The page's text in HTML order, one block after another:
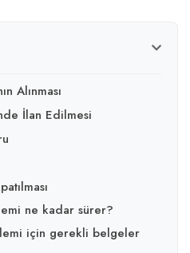
Alınması
İlan Edilmesi
ne kadar sürer?
için gerekli belgeler